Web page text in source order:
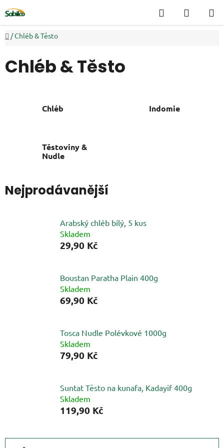
na
obsah
Hledat
KOŠÍK
Domů
/Chléb & Těsto
Chléb & Těsto
Chléb Indomie
Těstoviny &
Nudle
Nejprodávanější
Arabský chléb bílý, 5 kus
Skladem
29,90 Kč
Boustan Paratha Plain 400g
Skladem
69,90 Kč
Tosca Nudle Polévkové 1000g
Skladem
79,90 Kč
Suntat Těsto na kunafa, Kadayif 400g
Skladem
119,90 Kč
Ř